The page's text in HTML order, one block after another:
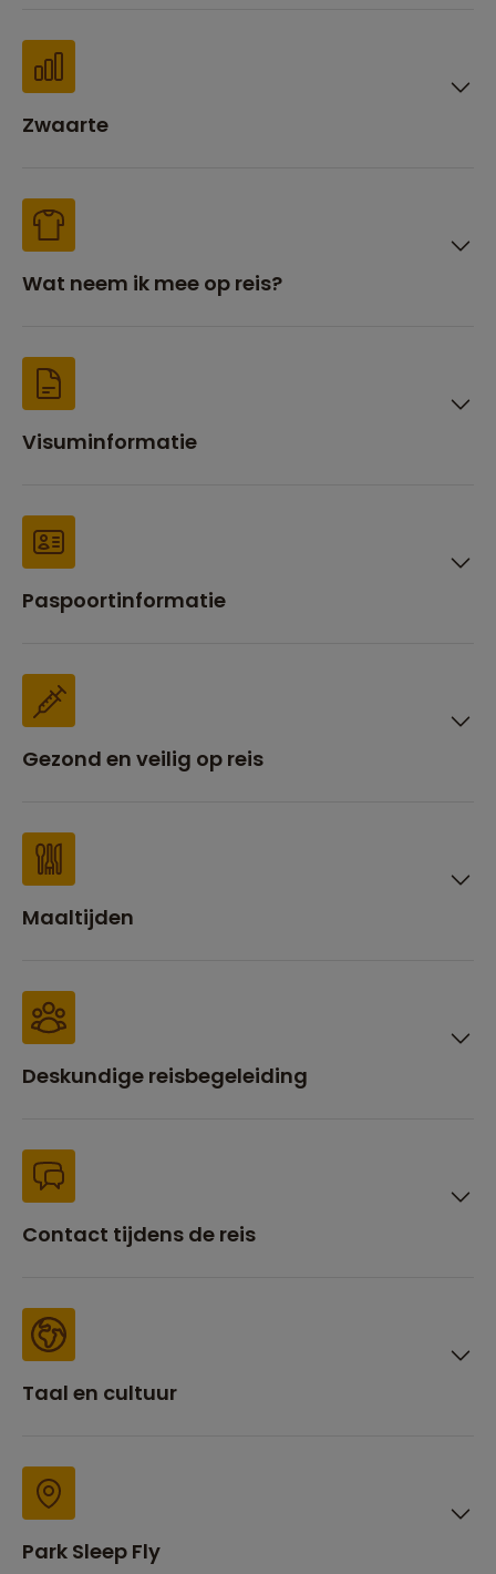
Zwaarte
Wat neem ik mee op reis?
Visuminformatie
Paspoortinformatie
Gezond en veilig op reis
Maaltijden
Deskundige reisbegeleiding
Contact tijdens de reis
Taal en cultuur
Park Sleep Fly